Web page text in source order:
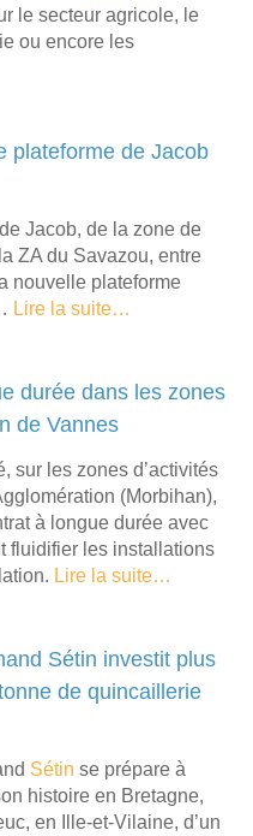
le secteur agricole, le
ou encore les
plateforme de Jacob
Jacob, de la zone de
ZA du Savazou, entre
nouvelle plateforme
Lire la suite…
durée dans les zones
de Vannes
sur les zones d’activités
(Morbihan),
à longue durée avec
fluidifier les installations
Lire la suite…
Sétin investit plus
de quincaillerie
Sétin se prépare à
histoire en Bretagne,
en Ille-et-Vilaine, d’un